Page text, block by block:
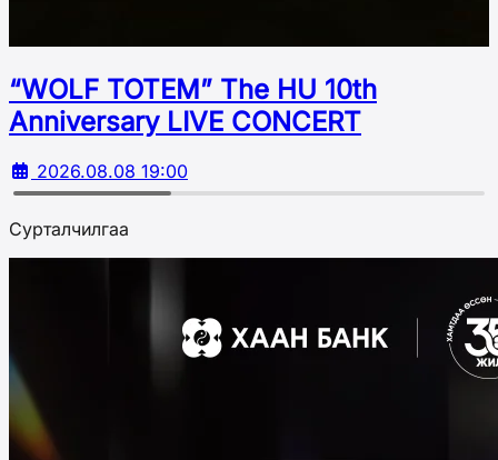
“WOLF TOTEM” The HU 10th
Аnniversary LIVE CONCERT
2026.08.08 19:00
Сурталчилгаа